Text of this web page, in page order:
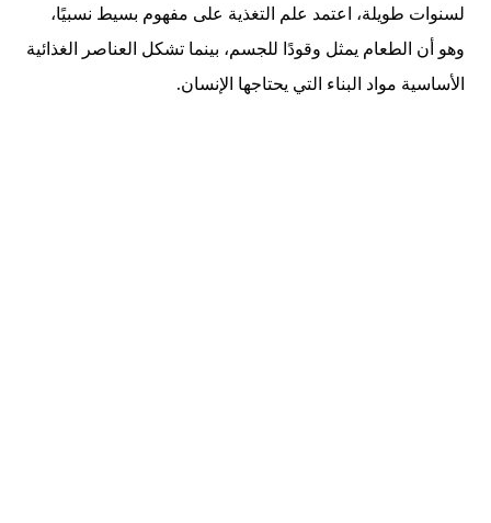
لسنوات طويلة، اعتمد علم التغذية على مفهوم بسيط نسبيًا،
وهو أن الطعام يمثل وقودًا للجسم، بينما تشكل العناصر الغذائية
الأساسية مواد البناء التي يحتاجها الإنسان.